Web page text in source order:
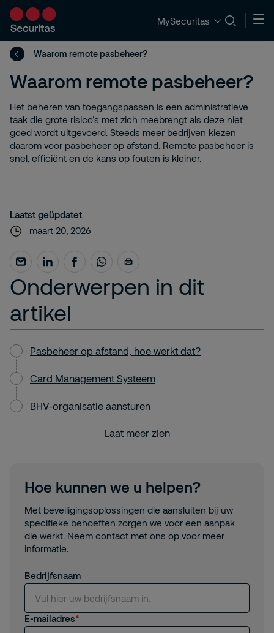
MySecuritas
Waarom remote pasbeheer?
Waarom remote pasbeheer?
Het beheren van toegangspassen is een administratieve
taak die grote risico’s met zich meebrengt als deze niet
goed wordt uitgevoerd. Steeds meer bedrijven kiezen
daarom voor pasbeheer op afstand. Remote pasbeheer is
snel, efficiënt en de kans op fouten is kleiner.
Laatst geüpdatet
maart 20, 2026
Onderwerpen in dit
artikel
Pasbeheer op afstand, hoe werkt dat?
Card Management Systeem
BHV-organisatie aansturen
Laat meer zien
Hoe kunnen we u helpen?
Met beveiligingsoplossingen die aansluiten bij uw
specifieke behoeften zorgen we voor een aanpak
die werkt. Neem contact met ons op voor meer
informatie.
Bedrijfsnaam
E-mailadres